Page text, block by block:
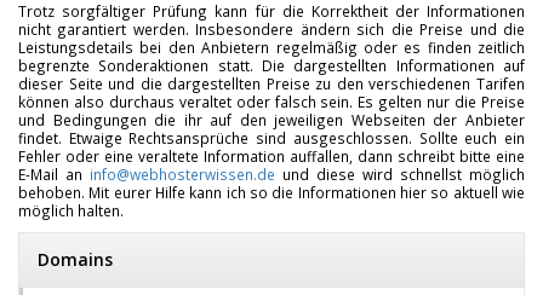
Trotz sorgfältiger Prüfung kann für die Korrektheit der Informationen
nicht garantiert werden. Insbesondere ändern sich die Preise und die
Leistungsdetails bei den Anbietern regelmäßig oder es finden zeitlich
begrenzte Sonderaktionen statt. Die dargestellten Informationen auf
dieser Seite und die dargestellten Preise zu den verschiedenen Tarifen
können also durchaus veraltet oder falsch sein. Es gelten nur die Preise
und Bedingungen die ihr auf den jeweiligen Webseiten der Anbieter
findet. Etwaige Rechtsansprüche sind ausgeschlossen. Sollte euch ein
Fehler oder eine veraltete Information auffallen, dann schreibt bitte eine
E-Mail an info@webhosterwissen.de und diese wird schnellst möglich
behoben. Mit eurer Hilfe kann ich so die Informationen hier so aktuell wie
möglich halten.
Domains